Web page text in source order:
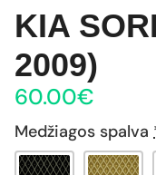
KIA
2009)
60.00€
Medžiagos spalva